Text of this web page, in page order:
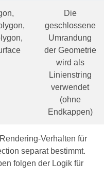
Die
geschlossene
Umrandung
der Geometrie
wird als
Linienstring
verwendet
(ohne
Endkappen)
Verhalten für
separat bestimmt.
folgen der Logik für